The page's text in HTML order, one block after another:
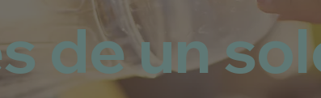
de un